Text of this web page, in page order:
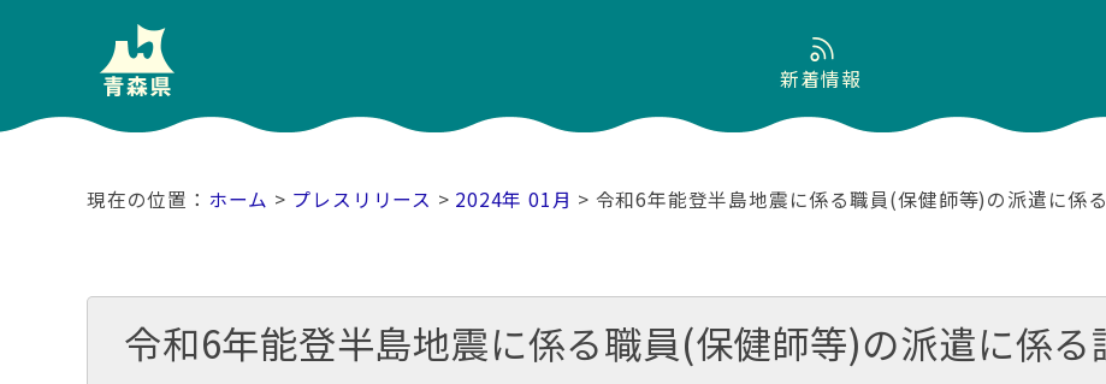
新着情報
ホーム > プレスリリース > 2024年 01月 > 令和6年能登半島地震に係る職員(保健師等)の派遣に係る
令和6年能登半島地震に係る職員(保健師等)の派遣に係る